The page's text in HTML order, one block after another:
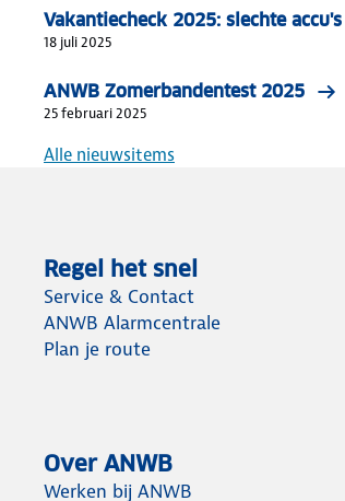
Vakantiecheck 2025: slechte
18 juli 2025
ANWB Zomerbandentest 2025
25 februari 2025
Alle nieuwsitems
Regel het snel
Service & Contact
ANWB Alarmcentrale
Plan je route
Over ANWB
Werken bij ANWB